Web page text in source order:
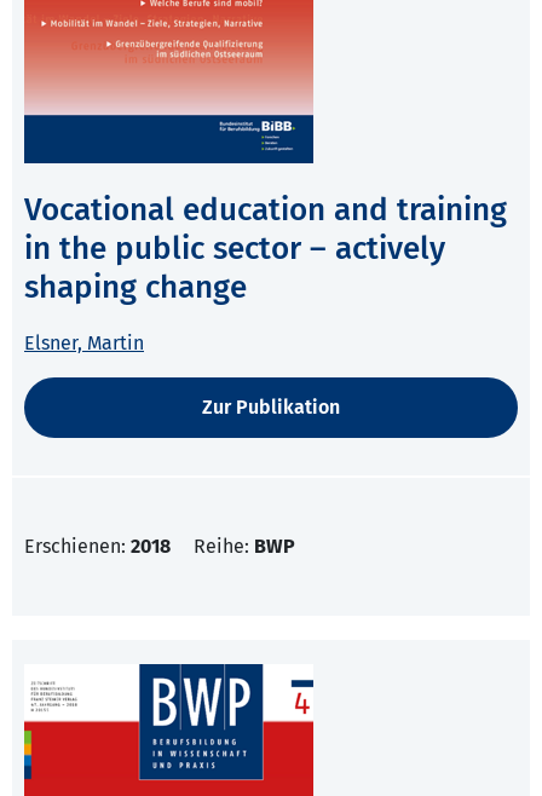
Vocational education and training
in the public sector – actively
shaping change
Elsner, Martin
Zur Publikation
Erschienen: 2018 Reihe: BWP